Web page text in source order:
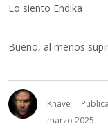
Lo siento Endika
Bueno, al menos
Knave
marzo 2025